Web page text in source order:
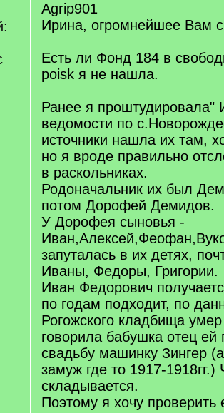
Agrip901
Ирина, огромнейшее Вам
Есть ли Фонд 184 в
poisk я не нашла.
Ранее я проштудировала"
ведомости по
источники нашла их там,
но я вроде правильно
в раскольниках.
Родоначальник их был
потом Дорофей Демидов.
У Дорофея сыновья -
запуталась в их детях,
Иваны, Федоры, Григории.
Иван Федорович
по годам подходит, по
Рогожского кладбища
говорила бабушка отец ей
свадьбу машинку Зингер
замуж где то 1917-1918гг.)
складывается.
Поэтому я хочу проверить